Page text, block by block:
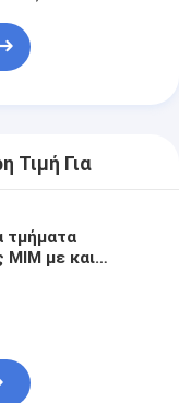
Τιμή Για
τμήματα
με και